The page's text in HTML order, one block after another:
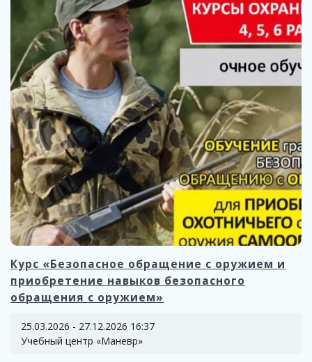
Курс «Безопасное обращение с оружием и
приобретение навыков безопасного
обращения с оружием»
25.03.2026 - 27.12.2026 16:37
Учебный центр «Маневр»